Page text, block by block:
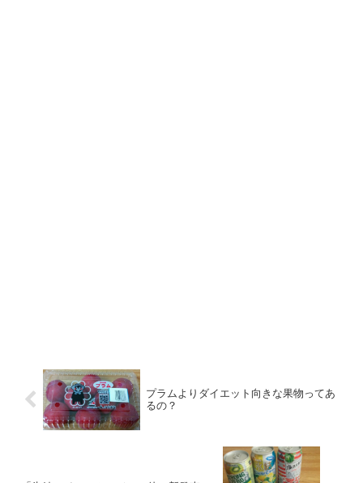
プラムよりダイエット向きな果物ってあ
るの？